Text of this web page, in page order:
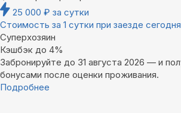
25 000 ₽ за сутки
Стоимость за 1 сутки при заезде сегодня
Суперхозяин
Кэшбэк до 4%
Забронируйте до 31 августа 2026 — и
бонусами после оценки проживания.
Подробнее